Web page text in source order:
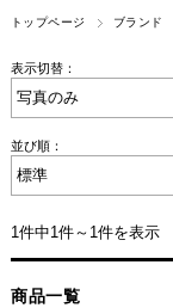
トップページ ブランド
表示切替：
並び順：
1件中1件～1件を表示
商品一覧